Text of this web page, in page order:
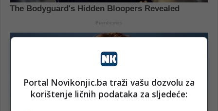
Portal Novikonjic.ba traži vašu dozvolu za
korištenje ličnih podataka za sljedeće: